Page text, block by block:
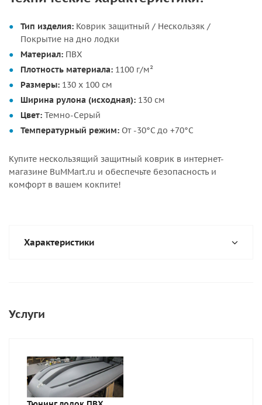
Тип изделия: Коврик защитный / Нескользяк /
Покрытие на дно лодки
Материал: ПВХ
Плотность материала: 1100 г/м²
Размеры: 130 х 100 см
Ширина рулона (исходная): 130 см
Цвет: Темно-Серый
Температурный режим: От -30°С до +70°С
Купите нескользящий защитный коврик в интернет-
магазине BuMMart.ru и обеспечьте безопасность и
комфорт в вашем кокпите!
Характеристики
Услуги